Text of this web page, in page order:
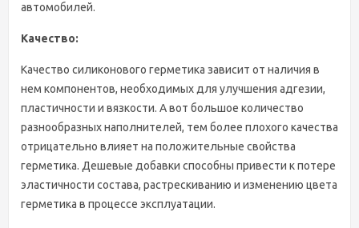
автомобилей.
Качество:
Качество силиконового герметика зависит от наличия в
нем компонентов, необходимых для улучшения адгезии,
пластичности и вязкости. А вот большое количество
разнообразных наполнителей, тем более плохого качества
отрицательно влияет на положительные свойства
герметика. Дешевые добавки способны привести к потере
эластичности состава, растрескиванию и изменению цвета
герметика в процессе эксплуатации.